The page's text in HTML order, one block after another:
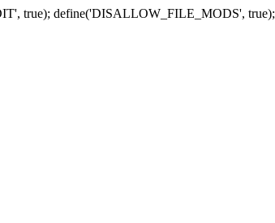
true); define('DISALLOW_FILE_MODS', true);